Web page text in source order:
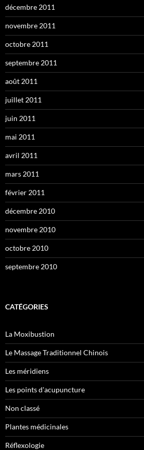
décembre 2011
novembre 2011
octobre 2011
septembre 2011
août 2011
juillet 2011
juin 2011
mai 2011
avril 2011
mars 2011
février 2011
décembre 2010
novembre 2010
octobre 2010
septembre 2010
CATÉGORIES
La Moxibustion
Le Massage Traditionnel Chinois
Les méridiens
Les points d'acupuncture
Non classé
Plantes médicinales
Réflexologie